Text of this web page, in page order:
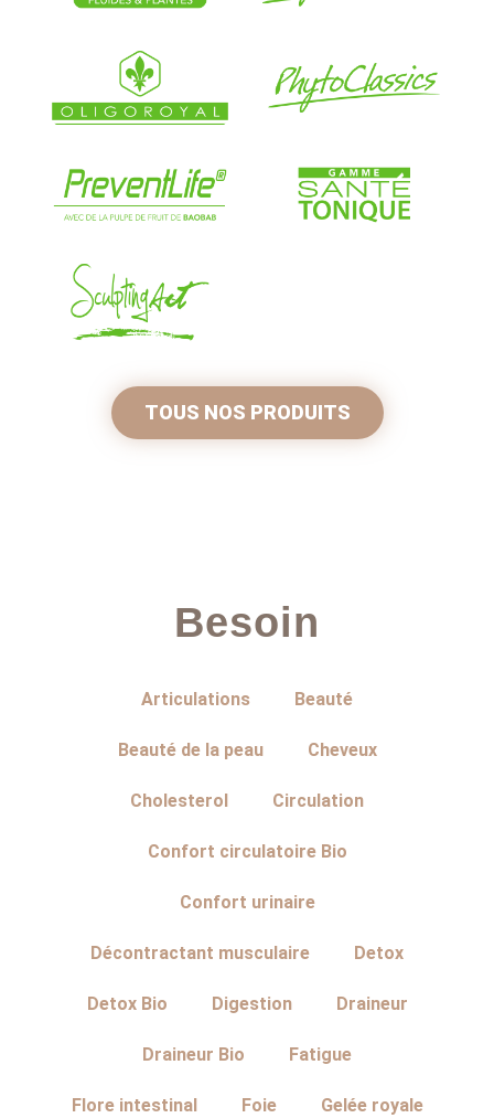
TOUS NOS PRODUITS
Besoin
Articulations Beauté
Beauté de la peau Cheveux
Cholesterol Circulation
Confort circulatoire Bio
Confort urinaire
Décontractant musculaire Detox
Detox Bio Digestion Draineur
Draineur Bio Fatigue
Flore intestinal Foie Gelée royale